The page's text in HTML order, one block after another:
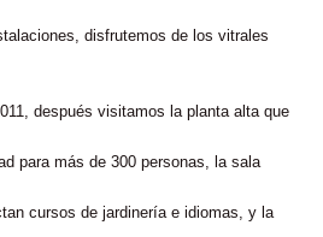
disfrutemos de los vitrales
después visitamos la planta alta que
para más de 300 personas, la sala
cursos de jardinería e idiomas, y la